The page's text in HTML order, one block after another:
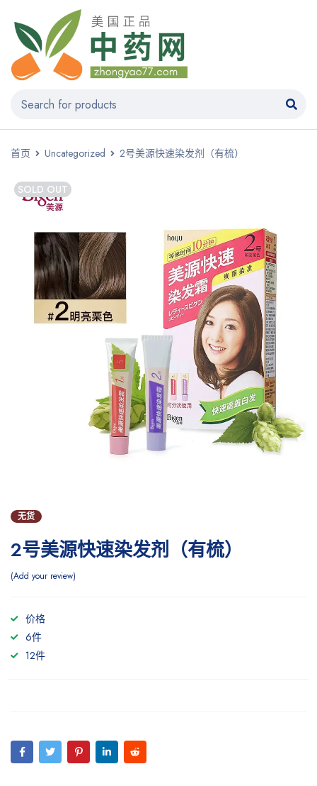
首页 Uncategorized 2号美源快速染发剂（有梳）
SOLD OUT
无货
2号美源快速染发剂（有梳）
Add your review
价格
6件
12件